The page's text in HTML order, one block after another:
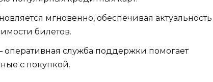
мгновенно, обеспечивая актуальность
билетов.
оперативная служба поддержки помогает
с покупкой.